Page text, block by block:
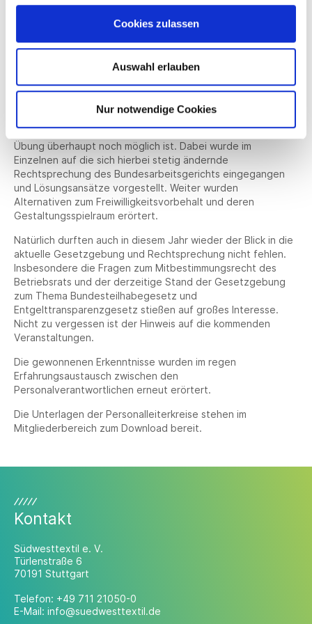
Cookies zulassen
Auswahl erlauben
Nur notwendige Cookies
über besondere Arbeitsverhältnisses wie Befristungen bis
hin zur Beendigung sowie der Mitbestimmungsrechte des
Betriebsrats. Es wurden ausführlich die Folgen eines
Verstoßes gegen die Formerfordernisse erläutert, z. B. die
Fiktion der reduzierten Arbeitszeit bei einem nicht
Teilzeitantrag.
Anschließend wurde erörtert, ob die Vereinbarung einer
freiwilligen Leistung und der Ausschluss der betrieblichen
Übung überhaupt noch möglich ist. Dabei wurde im
Einzelnen auf die sich hierbei stetig ändernde
Rechtsprechung des Bundesarbeitsgerichts eingegangen
und Lösungsansätze vorgestellt. Weiter wurden
Alternativen zum Freiwilligkeitsvorbehalt und deren
Gestaltungsspielraum erörtert.
Natürlich durften auch in diesem Jahr wieder der Blick in die
aktuelle Gesetzgebung und Rechtsprechung nicht fehlen.
Insbesondere die Fragen zum Mitbestimmungsrecht des
Betriebsrats und der derzeitige Stand der Gesetzgebung
zum Thema Bundesteilhabegesetz und
Entgelttransparenzgesetz stießen auf großes Interesse.
Nicht zu vergessen ist der Hinweis auf die kommenden
Veranstaltungen.
Die gewonnenen Erkenntnisse wurden im regen
Erfahrungsaustausch zwischen den
Personalverantwortlichen erneut erörtert.
Die Unterlagen der Personalleiterkreise stehen im
Mitgliederbereich zum Download bereit.
Kontakt
Südwesttextil e. V.
Türlenstraße 6
70191 Stuttgart
Telefon: +49 711 21050-0
E-Mail: info@suedwesttextil.de